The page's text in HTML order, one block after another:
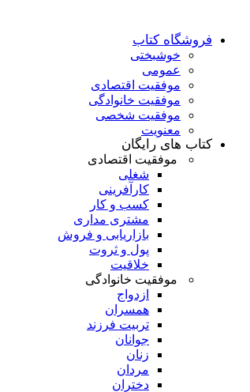
فروشگاه کتاب
خوشبختی
عمومی
موفقیت اقتصادی
موفقیت خانوادگی
موفقیت شخصی
معنویت
کتاب های رایگان
موفقیت اقتصادی
شغلی
کارآفرینی
کسب و کار
مشتری مداری
بازاریابی و فروش
پول و ثروت
خلاقیت
موفقیت خانوادگی
ازدواج
همسران
تربیت فرزند
جوانان
زنان
مردان
دختران